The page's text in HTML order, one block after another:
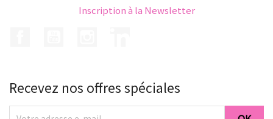
Inscription à la Newsletter
Recevez nos offres spéciales